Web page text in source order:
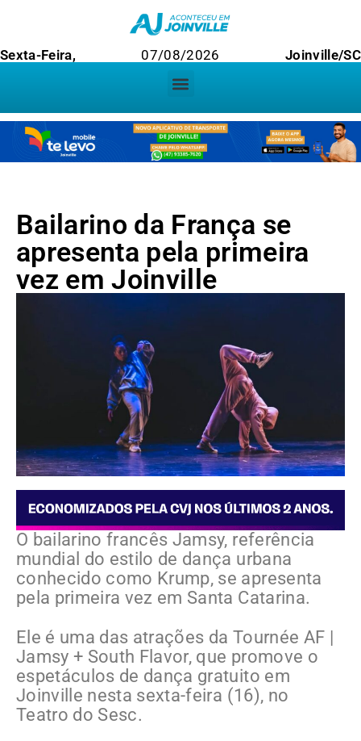
Sexta-Feira, 07/08/2026 Joinville/SC
Bailarino da França se
apresenta pela primeira
vez em Joinville
O bailarino francês Jamsy, referência
mundial do estilo de dança urbana
conhecido como Krump, se apresenta
pela primeira vez em Santa Catarina.
Ele é uma das atrações da Tournée AF |
Jamsy + South Flavor, que promove o
espetáculos de dança gratuito em
Joinville nesta sexta-feira (16), no
Teatro do Sesc.